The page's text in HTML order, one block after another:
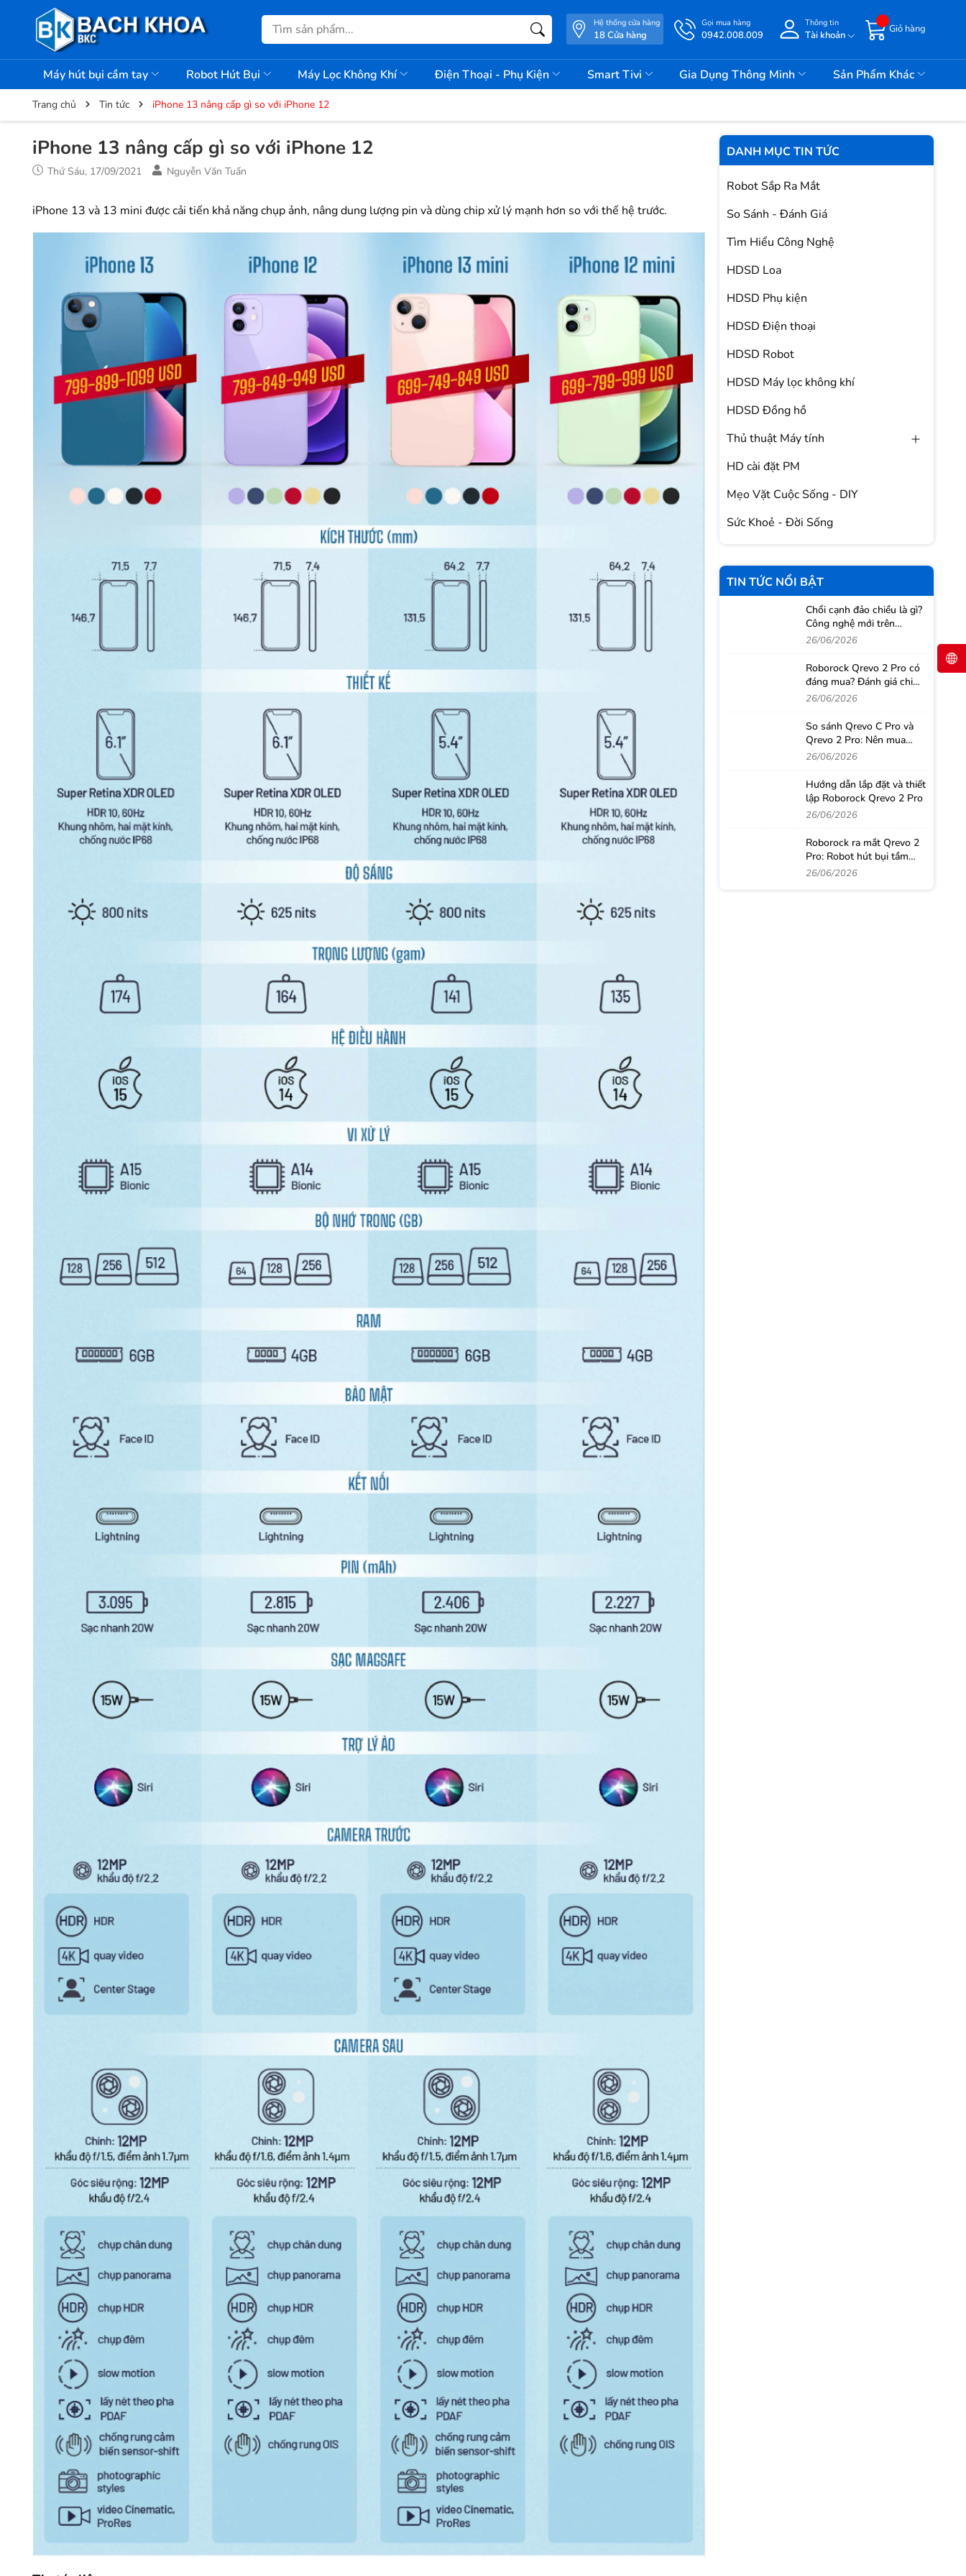
Hệ thống cửa hàng
18 Cửa hàng
Gọi mua hàng
0942.008.009
Thông tin
Tài khoản
Giỏ hàng
Máy hút bụi cầm tay Robot Hút Bụi Máy Lọc Không Khí Điện Thoại - Phụ Kiện Smart Tivi Gia Dụng Thông Minh Sản Phẩm Khác
Trang chủ Tin tức iPhone 13 nâng cấp gì so với iPhone 12
iPhone 13 nâng cấp gì so với iPhone 12
Thứ Sáu, 17/09/2021 Nguyễn Văn Tuấn
iPhone 13 và 13 mini được cải tiến khả năng chụp ảnh, nâng dung lượng pin và dùng chip xử lý mạnh hơn so với thế hệ trước.
DANH MỤC TIN TỨC
Robot Sắp Ra Mắt
So Sánh - Đánh Giá
Tìm Hiểu Công Nghệ
HDSD Loa
HDSD Phụ kiện
HDSD Điện thoại
HDSD Robot
HDSD Máy lọc không khí
HDSD Đồng hồ
Thủ thuật Máy tính
HD cài đặt PM
Mẹo Vặt Cuộc Sống - DIY
Sức Khoẻ - Đời Sống
TIN TỨC NỔI BẬT
Chổi cạnh đảo chiều là gì?
Công nghệ mới trên
Roborock Qrevo 2 Pro
26/06/2026
Roborock Qrevo 2 Pro có
đáng mua? Đánh giá chi
tiết sau thời gian sử dụng
26/06/2026
So sánh Qrevo C Pro và
Qrevo 2 Pro: Nên mua
robot hút bụi nào?
26/06/2026
Hướng dẫn lắp đặt và thiết
lập Roborock Qrevo 2 Pro
26/06/2026
Roborock ra mắt Qrevo 2
Pro: Robot hút bụi tầm
trung với loạt công nghệ
26/06/2026